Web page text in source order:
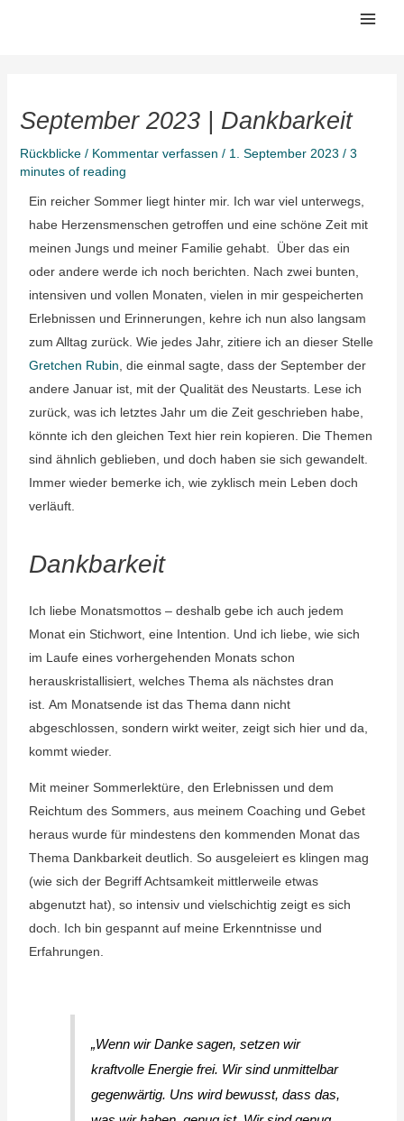
September 2023 | Dankbarkeit
Rückblicke/ Kommentar verfassen / 1. September 2023 / 3
minutes of reading
Ein reicher Sommer liegt hinter mir. Ich war viel unterwegs,
habe Herzensmenschen getroffen und eine schöne Zeit mit
meinen Jungs und meiner Familie gehabt. Über das ein
oder andere werde ich noch berichten. Nach zwei bunten,
intensiven und vollen Monaten, vielen in mir gespeicherten
Erlebnissen und Erinnerungen, kehre ich nun also langsam
zum Alltag zurück. Wie jedes Jahr, zitiere ich an dieser Stelle
Gretchen Rubin , die einmal sagte, dass der September der
andere Januar ist, mit der Qualität des Neustarts. Lese ich
zurück, was ich letztes Jahr um die Zeit geschrieben habe,
könnte ich den gleichen Text hier rein kopieren. Die Themen
sind ähnlich geblieben, und doch haben sie sich gewandelt.
Immer wieder bemerke ich, wie zyklisch mein Leben doch
verläuft.
Dankbarkeit
Ich liebe Monatsmottos – deshalb gebe ich auch jedem
Monat ein Stichwort, eine Intention. Und ich liebe, wie sich
im Laufe eines vorhergehenden Monats schon
herauskristallisiert, welches Thema als nächstes dran
ist. Am Monatsende ist das Thema dann nicht
abgeschlossen, sondern wirkt weiter, zeigt sich hier und da,
kommt wieder.
Mit meiner Sommerlektüre, den Erlebnissen und dem
Reichtum des Sommers, aus meinem Coaching und Gebet
heraus wurde für mindestens den kommenden Monat das
Thema Dankbarkeit deutlich. So ausgeleiert es klingen mag
(wie sich der Begriff Achtsamkeit mittlerweile etwas
abgenutzt hat), so intensiv und vielschichtig zeigt es sich
doch. Ich bin gespannt auf meine Erkenntnisse und
Erfahrungen.
„Wenn wir Danke sagen, setzen wir
kraftvolle Energie frei. Wir sind unmittelbar
gegenwärtig. Uns wird bewusst, dass das,